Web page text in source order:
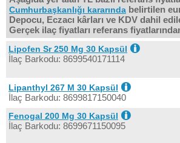
Cumhurbaşkanlığı kararında belirtilen
Depocu, Eczacı kârları ve KDV dahil
Gerçek ilaç fiyatları referans
Lipofen Sr 250 Mg 30 Kapsül
İlaç Barkodu: 8699540171114
Lipanthyl 267 M 30 Kapsül
İlaç Barkodu: 8699817150040
Fenogal 200 Mg 30 Kapsül
İlaç Barkodu: 8699671150095